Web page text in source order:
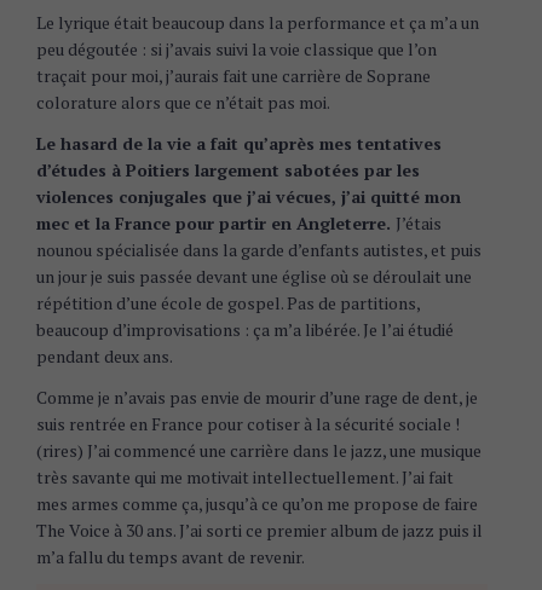
Le lyrique était beaucoup dans la performance et ça m’a un
peu dégoutée : si j’avais suivi la voie classique que l’on
traçait pour moi, j’aurais fait une carrière de Soprane
colorature alors que ce n’était pas moi.
Le hasard de la vie a fait qu’après mes tentatives
d’études à Poitiers largement sabotées par les
violences conjugales que j’ai vécues, j’ai quitté mon
mec et la France pour partir en Angleterre. J’étais
nounou spécialisée dans la garde d’enfants autistes, et puis
un jour je suis passée devant une église où se déroulait une
répétition d’une école de gospel. Pas de partitions,
beaucoup d’improvisations : ça m’a libérée. Je l’ai étudié
pendant deux ans.
Comme je n’avais pas envie de mourir d’une rage de dent, je
suis rentrée en France pour cotiser à la sécurité sociale !
(rires) J’ai commencé une carrière dans le jazz, une musique
très savante qui me motivait intellectuellement. J’ai fait
mes armes comme ça, jusqu’à ce qu’on me propose de faire
The Voice à 30 ans. J’ai sorti ce premier album de jazz puis il
m’a fallu du temps avant de revenir.